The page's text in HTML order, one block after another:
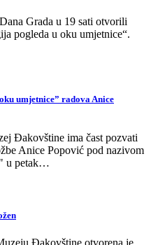
Grada u 19 sati otvorili
pogleda u oku umjetnice“.
umjetnice” radova Anice
Đakovštine ima čast pozvati
Anice Popović pod nazivom
u petak…